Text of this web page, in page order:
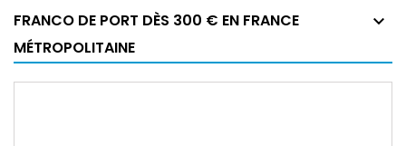
FRANCO DE PORT DÈS 300 € EN FRANCE
MÉTROPOLITAINE